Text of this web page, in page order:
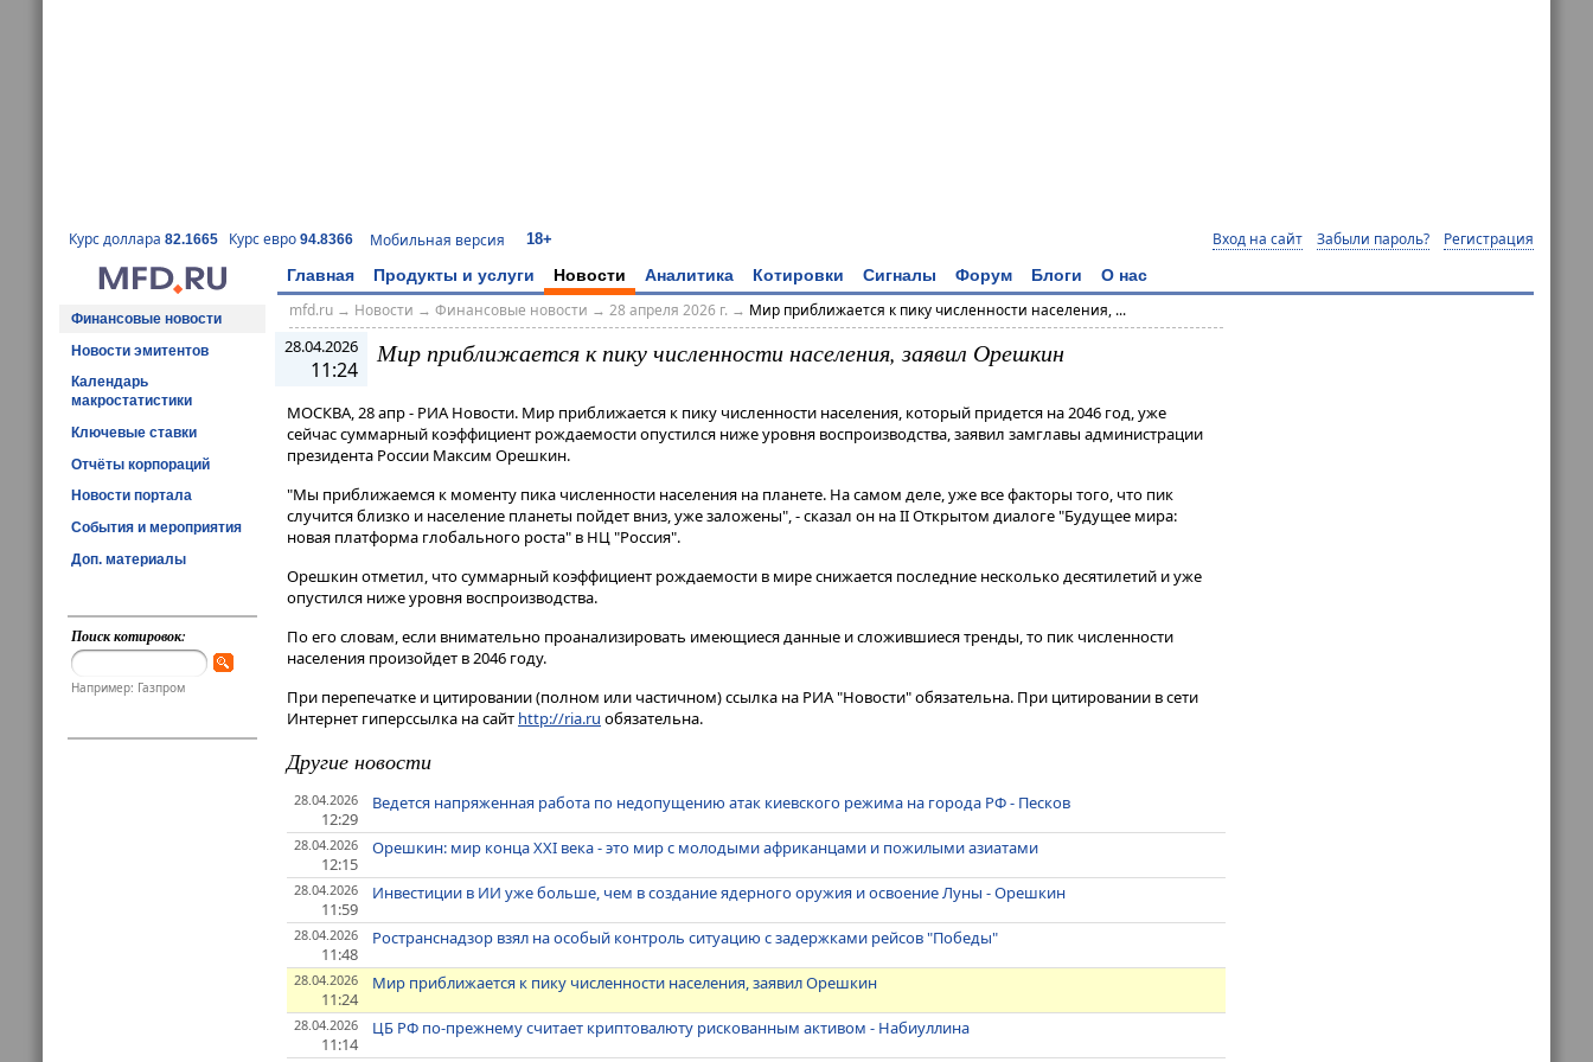
Курс доллара 82.1665 Курс евро 94.8366 Мобильная версия 18+ Вход на сайт Забыли пароль? Регистрация
Главная Продукты и услуги Новости Аналитика Котировки Сигналы Форум Блоги О нас
Финансовые новости
Новости эмитентов
Календарь
макростатистики
Ключевые ставки
Отчёты корпораций
Новости портала
События и мероприятия
Доп. материалы
Поиск котировок:
Например: Газпром
mfd.ru→ Новости → Финансовые новости → 28 апреля 2026 г. → Мир приближается к пику численности населения, ...
28.04.2026
11:24
Мир приближается к пику численности населения, заявил Орешкин
МОСКВА, 28 апр - РИА Новости. Мир приближается к пику численности населения, который придется на 2046 год, уже
сейчас суммарный коэффициент рождаемости опустился ниже уровня воспроизводства, заявил замглавы администрации
президента России Максим Орешкин.
"Мы приближаемся к моменту пика численности населения на планете​​​. На самом деле, уже все факторы того, что пик
случится близко и население планеты пойдет вниз, уже заложены", - сказал он на II Открытом диалоге "Будущее мира:
новая платформа глобального роста" в НЦ "Россия".
Орешкин отметил, что суммарный коэффициент рождаемости в мире снижается последние несколько десятилетий и уже
опустился ниже уровня воспроизводства.
По его словам, если внимательно проанализировать имеющиеся данные и сложившиеся тренды, то пик численности
населения произойдет в 2046 году.
При перепечатке и цитировании (полном или частичном) ссылка на РИА "Новости" обязательна. При цитировании в сети
Интернет гиперссылка на сайт http://ria.ru обязательна.
Другие новости
28.04.2026
12:29
Ведется напряженная работа по недопущению атак киевского режима на города РФ - Песков
28.04.2026
12:15
Орешкин: мир конца XXI века - это мир с молодыми африканцами и пожилыми азиатами
28.04.2026
11:59
Инвестиции в ИИ уже больше, чем в создание ядерного оружия и освоение Луны - Орешкин
28.04.2026
11:48
Ространснадзор взял на особый контроль ситуацию с задержками рейсов "Победы"
28.04.2026
11:24
Мир приближается к пику численности населения, заявил Орешкин
28.04.2026
11:14
ЦБ РФ по-прежнему считает криптовалюту рискованным активом - Набиуллина